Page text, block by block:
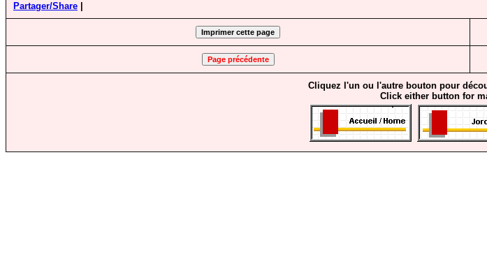
Partager/Share
Cliquez l'un ou l'autre bouton pour
Click either button for